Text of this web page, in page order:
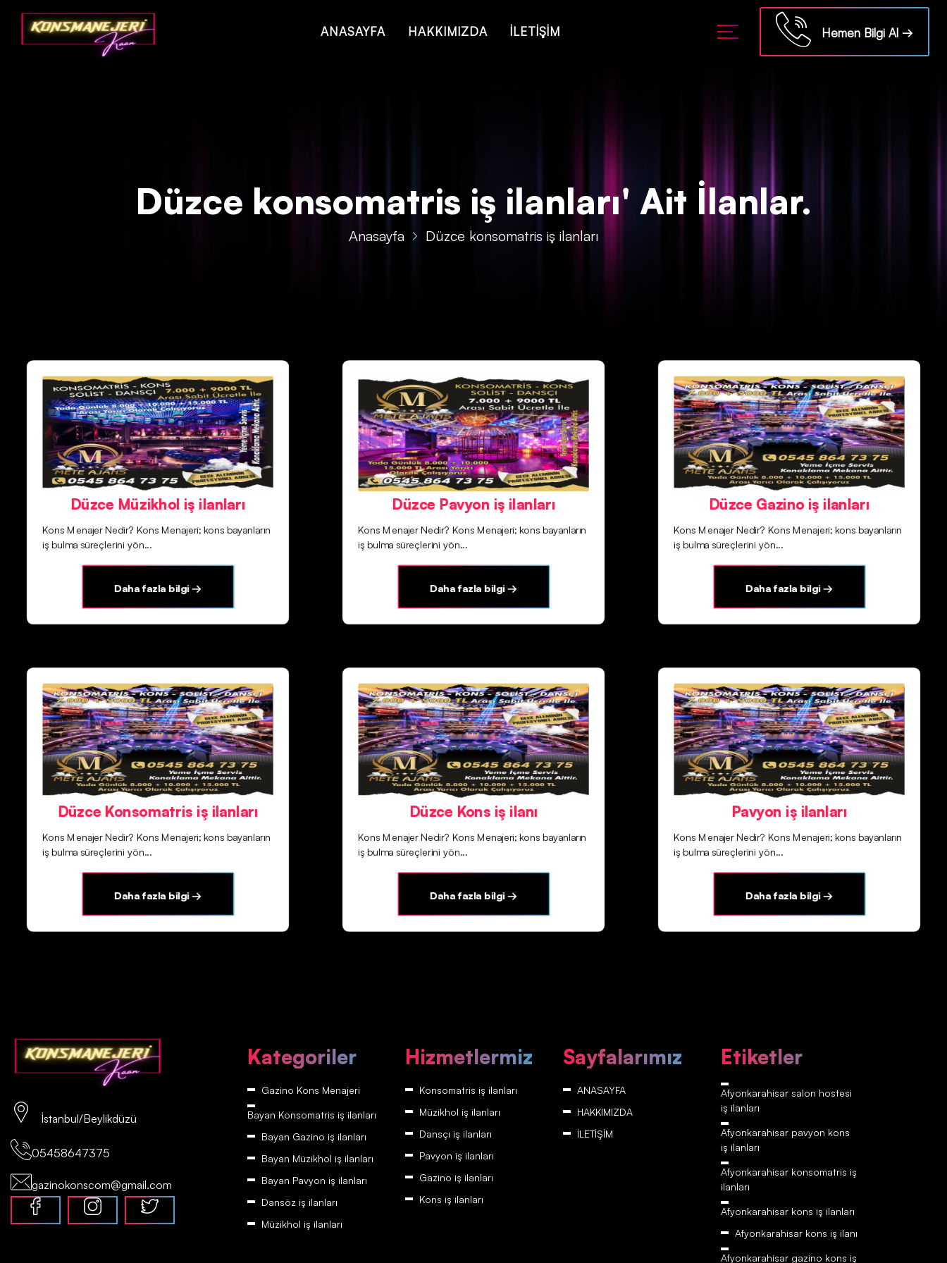
Deprecated: json_decode(): Passing null to parameter #1 ($json) of type string is deprecated in/home/konsmenajericom/public_html/api/kontrol/etiket.php on line18
ANASAYFA HAKKIMIZDA İLETİŞİM Hemen Bilgi Al →
Düzce konsomatris iş ilanları' Ait İlanlar.
Anasayfa Düzce konsomatris iş ilanları
Düzce Müzikhol iş ilanları
Kons Menajer Nedir? Kons Menajeri; kons bayanların
iş bulma süreçlerini yön...
Daha fazla bilgi →
Düzce Pavyon iş ilanları
Kons Menajer Nedir? Kons Menajeri; kons bayanların
iş bulma süreçlerini yön...
Daha fazla bilgi →
Düzce Gazino iş ilanları
Kons Menajer Nedir? Kons Menajeri; kons bayanların
iş bulma süreçlerini yön...
Daha fazla bilgi →
Düzce Konsomatris iş ilanları
Kons Menajer Nedir? Kons Menajeri; kons bayanların
iş bulma süreçlerini yön...
Daha fazla bilgi →
Düzce Kons iş ilanı
Kons Menajer Nedir? Kons Menajeri; kons bayanların
iş bulma süreçlerini yön...
Daha fazla bilgi →
Pavyon iş ilanları
Kons Menajer Nedir? Kons Menajeri; kons bayanların
iş bulma süreçlerini yön...
Daha fazla bilgi →
İstanbul/Beylikdüzü
05458647375
gazinokonscom@gmail.com
Kategoriler
Gazino Kons Menajeri
Bayan Konsomatris iş ilanları
Bayan Gazino iş ilanları
Bayan Müzikhol iş ilanları
Bayan Pavyon iş ilanları
Dansöz iş ilanları
Müzikhol iş ilanları
Hizmetlermiz
Konsomatris iş ilanları
Müzikhol iş ilanları
Dansçı iş ilanları
Pavyon iş ilanları
Gazino iş ilanları
Kons iş ilanları
Sayfalarımız
ANASAYFA
HAKKIMIZDA
İLETİŞİM
Etiketler
Afyonkarahisar‎‎‎‎ salon hostesi
iş ilanları
Afyonkarahisar‎‎‎‎ pavyon kons
iş ilanları
Afyonkarahisar‎‎‎‎ konsomatris iş
ilanları
Afyonkarahisar‎‎‎‎ kons iş ilanları
Afyonkarahisar‎‎‎‎ kons iş ilanı
Afyonkarahisar‎‎‎‎ gazino kons iş